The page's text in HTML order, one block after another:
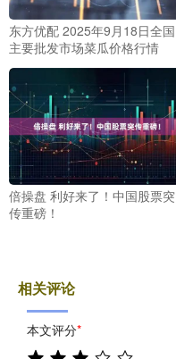
东方优配 2025年9月18日全国
主要批发市场菜瓜价格行情
倍操盘 利好来了！中国股票突
传重磅！
相关评论
本文评分*